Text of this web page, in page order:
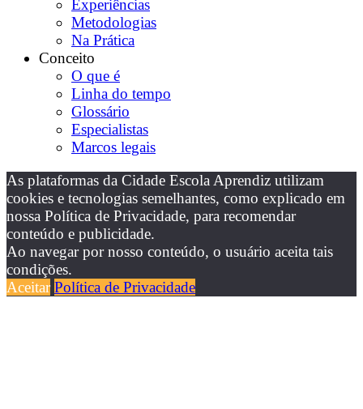
Experiências
Metodologias
Na Prática
Conceito
O que é
Linha do tempo
Glossário
Especialistas
Marcos legais
As plataformas da Cidade Escola Aprendiz utilizam
cookies e tecnologias semelhantes, como explicado em
nossa Política de Privacidade, para recomendar
conteúdo e publicidade.
Ao navegar por nosso conteúdo, o usuário aceita tais
condições.
Aceitar Política de Privacidade